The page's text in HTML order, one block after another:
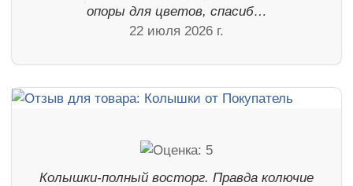
опоры для цветов, спасиб…
22 июля 2026 г.
Колышки-полный восторг. Правда колючие